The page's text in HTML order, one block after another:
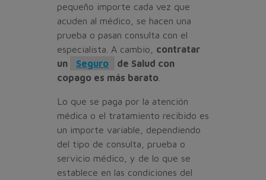
pequeño importe cada vez que
acuden al médico, se hacen una
prueba o pasan consulta con el
especialista. A cambio, contratar
un
Seguro
de Salud con
copago es más barato
Lo que se paga por la atención
médica o el tratamiento recibido es
un importe variable, dependiendo
del tipo de consulta, prueba o
servicio médico, y de lo que se
establece en las condiciones del